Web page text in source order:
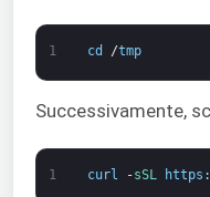
1 cd /tmp
Successivamente,
1 curl -sSL https :